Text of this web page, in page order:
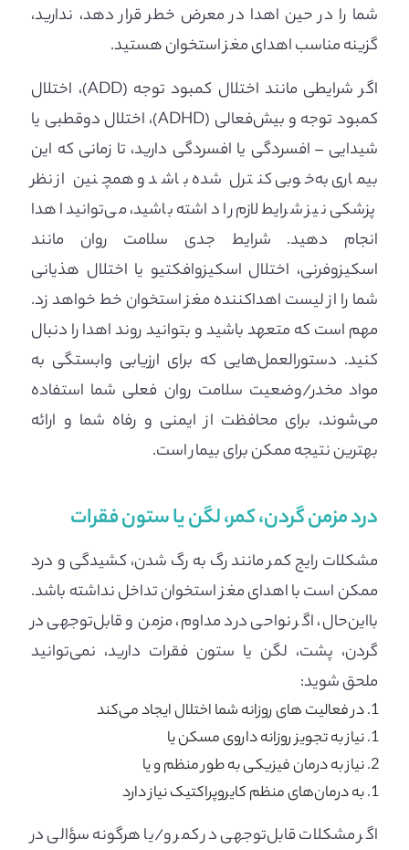
شما را در حین اهدا در معرض خطر قرار دهد، ندارید،
گزینه مناسب اهدای مغز استخوان هستید.
اگر شرایطی مانند اختلال کمبود توجه (ADD)، اختلال
کمبود توجه و بیش‌فعالی (ADHD)، اختلال دوقطبی یا
شیدایی – افسردگی یا افسردگی دارید، تا زمانی که این
بیماری به‌خوبی کنترل شده باشد و همچنین از نظر
پزشکی نیز شرایط لازم را داشته باشید، می‌توانید اهدا
انجام دهید. شرایط جدی سلامت روان مانند
اسکیزوفرنی، اختلال اسکیزوافکتیو یا اختلال هذیانی
شما را از لیست اهداکننده مغز استخوان خط خواهد زد.
مهم است که متعهد باشید و بتوانید روند اهدا را دنبال
کنید. دستورالعمل‌هایی که برای ارزیابی وابستگی به
مواد مخدر/وضعیت سلامت روان فعلی شما استفاده
می‌شوند، برای محافظت از ایمنی و رفاه شما و ارائه
بهترین نتیجه ممکن برای بیمار است.
درد مزمن گردن، کمر، لگن یا ستون فقرات
مشکلات رایج کمر مانند رگ به رگ شدن، کشیدگی و درد
ممکن است با اهدای مغز استخوان تداخل نداشته باشد.
بااین‌حال، اگر نواحی درد مداوم، مزمن و قابل‌توجهی در
گردن، پشت، لگن یا ستون فقرات دارید، نمی‌توانید
ملحق شوید:
در فعالیت های روزانه شما اختلال ایجاد می‌کند
نیاز به تجویز روزانه داروی مسکن یا
نیاز به درمان فیزیکی به طور منظم و یا
به درمان‌های منظم کایروپراکتیک نیاز دارد
اگر مشکلات قابل‌توجهی در کمر و/یا هرگونه سؤالی در